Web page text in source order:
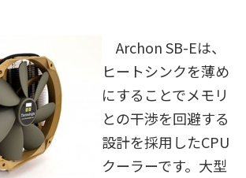
Archon SB-Eは、
ヒートシンクを薄め
にすることでメモリ
との干渉を回避する
設計を採用したCPU
クーラーです。大型